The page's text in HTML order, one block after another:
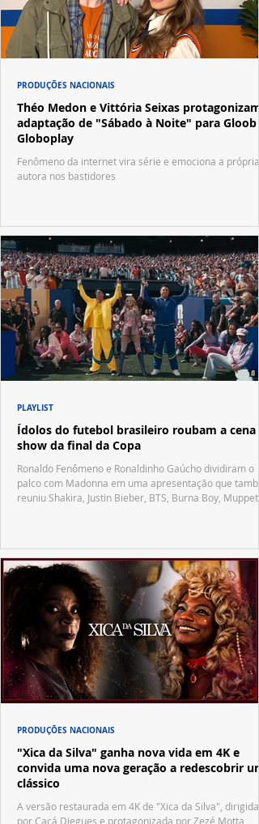
Théo Medon e Vittória Seixas protagonizam
adaptação de "Sábado à Noite" para Gloob e
Globoplay
Fenômeno da internet vira série e emociona a própria
autora nos bastidores
PRODUÇÕES NACIONAIS
Ídolos do futebol brasileiro roubam a cena
show da final da Copa
Ronaldo Fenômeno e Ronaldinho Gaúcho dividiram o
palco com Madonna em uma apresentação que
reuniu Shakira, Justin Bieber, BTS, Burna Boy, Muppets,
PLAYLIST
"Xica da Silva" ganha nova vida em 4K e
convida uma nova geração a redescobrir um
clássico
A versão restaurada em 4K de "Xica da Silva", dirigida
por Cacá Diegues e protagonizada por Zezé Motta,
PRODUÇÕES NACIONAIS